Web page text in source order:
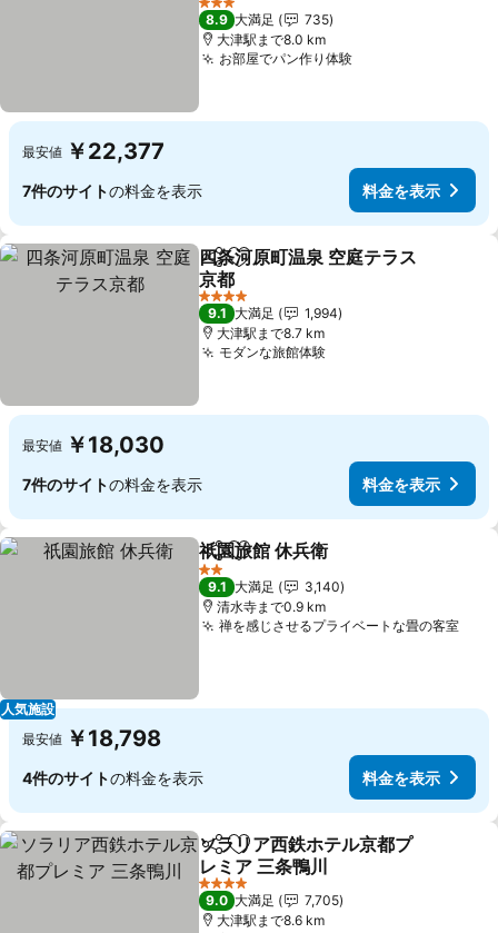
3 ホテルのランク
8.9 大満足
735
大津駅まで8.0 km
お部屋でパン作り体験
最安値 ￥22,377
7件のサイトの料金を表示 料金を表示
シェアお気に入りに追加
四条河原町温泉 空庭テラス
京都
4 ホテルのランク
9.1 大満足
1,994
大津駅まで8.7 km
モダンな旅館体験
最安値 ￥18,030
7件のサイトの料金を表示 料金を表示
人気施設
シェアお気に入りに追加
祇園旅館 休兵衛
2 ホテルのランク
9.1 大満足
3,140
清水寺まで0.9 km
禅を感じさせるプライベートな畳の客室
最安値 ￥18,798
4件のサイトの料金を表示 料金を表示
シェアお気に入りに追加
ソラリア西鉄ホテル京都プ
レミア 三条鴨川
4 ホテルのランク
9.0 大満足
7,705
大津駅まで8.6 km